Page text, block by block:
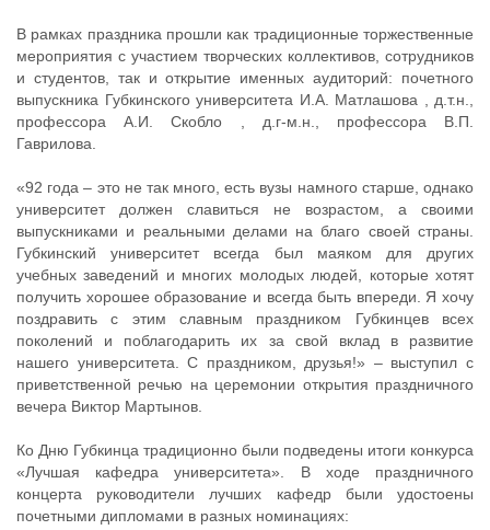
В рамках праздника прошли как традиционные торжественные
мероприятия с участием творческих коллективов, сотрудников
и студентов, так и открытие именных аудиторий: почетного
выпускника Губкинского университета И.А. Матлашова , д.т.н.,
профессора А.И. Скобло , д.г-м.н., профессора В.П.
Гаврилова.
«92 года – это не так много, есть вузы намного старше, однако
университет должен славиться не возрастом, а своими
выпускниками и реальными делами на благо своей страны.
Губкинский университет всегда был маяком для других
учебных заведений и многих молодых людей, которые хотят
получить хорошее образование и всегда быть впереди. Я хочу
поздравить с этим славным праздником Губкинцев всех
поколений и поблагодарить их за свой вклад в развитие
нашего университета. С праздником, друзья!» – выступил с
приветственной речью на церемонии открытия праздничного
вечера Виктор Мартынов.
Ко Дню Губкинца традиционно были подведены итоги конкурса
«Лучшая кафедра университета». В ходе праздничного
концерта руководители лучших кафедр были удостоены
почетными дипломами в разных номинациях: